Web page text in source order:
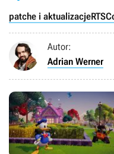
patche i aktualizacjeRTS
Autor:
Adrian Werner